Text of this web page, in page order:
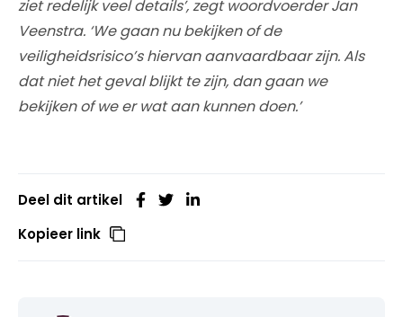
ziet redelijk veel details’, zegt woordvoerder Jan
Veenstra. ‘We gaan nu bekijken of de
veiligheidsrisico’s hiervan aanvaardbaar zijn. Als
dat niet het geval blijkt te zijn, dan gaan we
bekijken of we er wat aan kunnen doen.’
Deel dit artikel
Kopieer link